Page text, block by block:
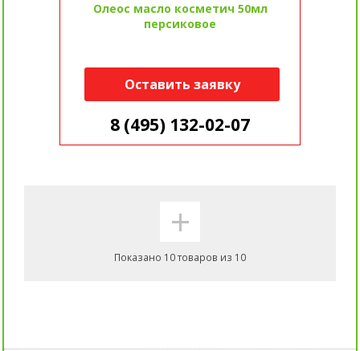
Олеос масло косметич 50мл
персиковое
Оставить заявку
8 (495) 132-02-07
+
Показано 10 товаров из 10